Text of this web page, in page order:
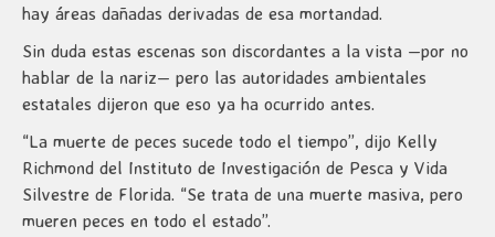
hay áreas dañadas derivadas de esa mortandad.
Sin duda estas escenas son discordantes a la vista —por no
hablar de la nariz— pero las autoridades ambientales
estatales dijeron que eso ya ha ocurrido antes.
“La muerte de peces sucede todo el tiempo”, dijo Kelly
Richmond del Instituto de Investigación de Pesca y Vida
Silvestre de Florida. “Se trata de una muerte masiva, pero
mueren peces en todo el estado”.